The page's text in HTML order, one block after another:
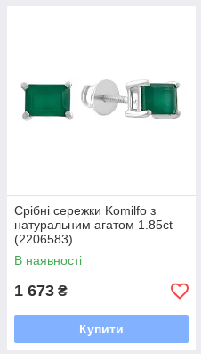
Срібні сережки Komilfo з
натуральним агатом 1.85ct
(2206583)
В наявності
1 673 ₴
Купити